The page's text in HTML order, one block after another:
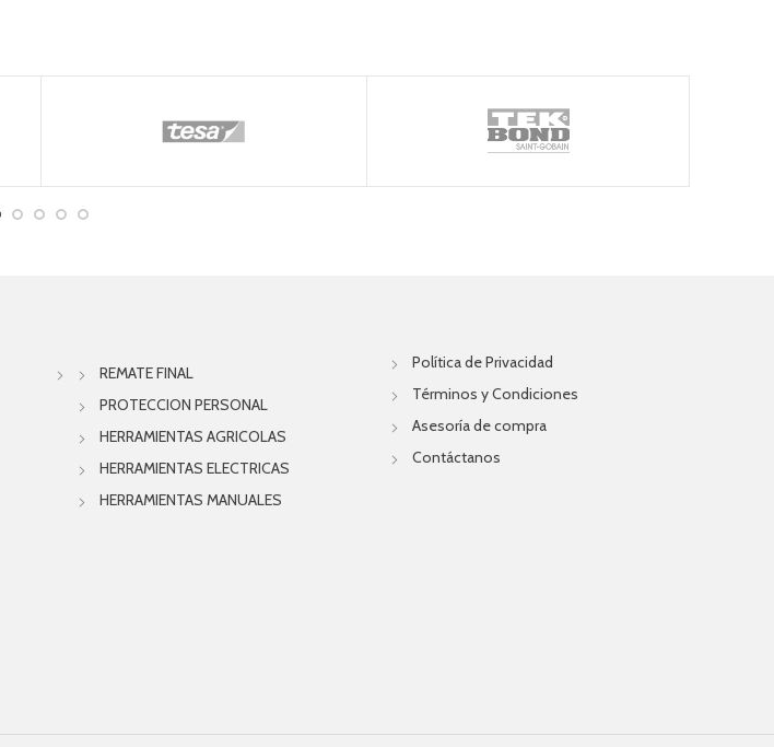
REMATE FINAL
PROTECCION PERSONAL
HERRAMIENTAS AGRICOLAS
HERRAMIENTAS ELECTRICAS
HERRAMIENTAS MANUALES
Política de Privacidad
Términos y Condiciones
Asesoría de compra
Contáctanos